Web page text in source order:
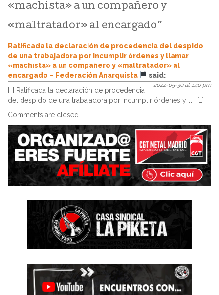
«machista» a un compañero y
«maltratador» al encargado”
Ratificada la declaración de procedencia del despido
de una trabajadora por incumplir órdenes y llamar
«machista» a un compañero y «maltratador» al
encargado – Federación Anarquista
said:
2022-05-30 at 1:40 pm
[…] Ratificada la declaración de procedencia
del despido de una trabajadora por incumplir órdenes y ll… […]
Comments are closed.